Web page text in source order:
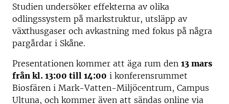
Studien undersöker effekterna av olika
odlingssystem på markstruktur, utsläpp av
växthusgaser och avkastning med fokus på några
pargårdar i Skåne.
Presentationen kommer att äga rum den 13 mars
från kl. 13:00 till 14:00 i konferensrummet
Biosfären i Mark-Vatten-Miljöcentrum, Campus
Ultuna, och kommer även att sändas online via